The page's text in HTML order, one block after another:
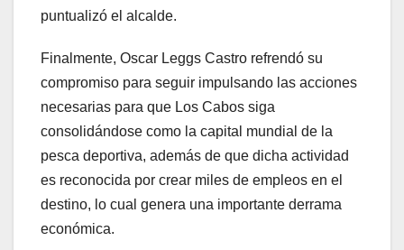
puntualizó el alcalde.
Finalmente, Oscar Leggs Castro refrendó su
compromiso para seguir impulsando las acciones
necesarias para que Los Cabos siga
consolidándose como la capital mundial de la
pesca deportiva, además de que dicha actividad
es reconocida por crear miles de empleos en el
destino, lo cual genera una importante derrama
económica.